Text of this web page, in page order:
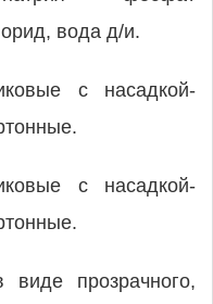
вода д/и.
с насадкой-
с насадкой-
виде прозрачного,